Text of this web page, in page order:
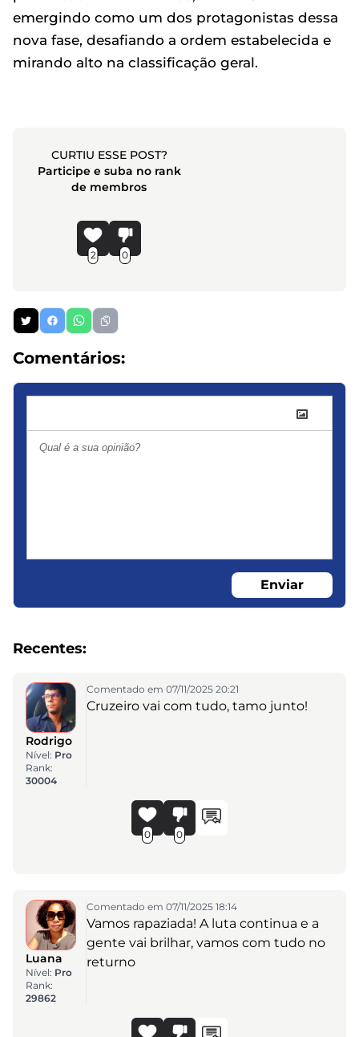
emergindo como um dos protagonistas dessa
nova fase, desafiando a ordem estabelecida e
mirando alto na classificação geral.
CURTIU ESSE POST?
Participe e suba no rank
de membros
2 0
Comentários:
Enviar
Recentes:
Rodrigo
Nível: Pro
Rank:
30004
Comentado em 07/11/2025 20:21
Cruzeiro vai com tudo, tamo junto!
0 0
Luana
Nível: Pro
Rank:
29862
Comentado em 07/11/2025 18:14
Vamos rapaziada! A luta continua e a
gente vai brilhar, vamos com tudo no
returno